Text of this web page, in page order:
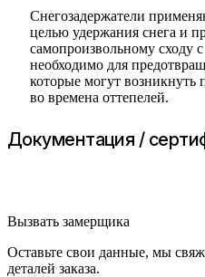
Снегозадержатели
целью удержания снега и
самопроизвольному сходу
необходимо для
которые могут
во времена оттепелей.
Документация /
Вызвать замерщика
Оставьте свои данные, мы
деталей заказа.